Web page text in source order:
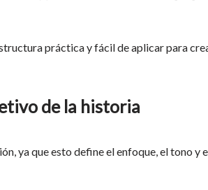
práctica y fácil de aplicar para
de la historia
ya que esto define el enfoque, el tono y